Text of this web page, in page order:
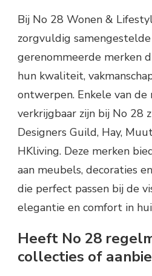
Bij No 28 Wonen &
zorgvuldig
gerenommeerde merken
hun kwaliteit,
ontwerpen. Enkele van de
verkrijgbaar zijn bij No 28
Designers Guild, Hay,
HKliving. Deze merken
aan meubels, decoraties
die perfect passen bij de
elegantie en comfort in
Heeft No 28
collecties of